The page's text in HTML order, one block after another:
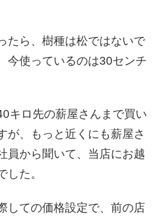
たら、樹種は松ではないで
今使っているのは30センチ
キロ先の薪屋さんまで買い
が、もっと近くにも薪屋さ
員から聞いて、当店にお越
した。
しての価格設定で、前の店